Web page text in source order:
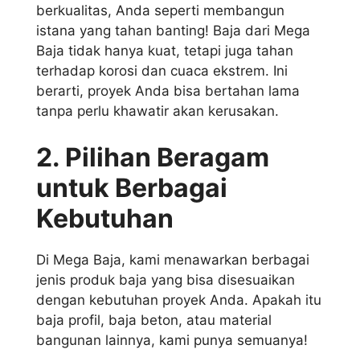
berkualitas, Anda seperti membangun
istana yang tahan banting! Baja dari Mega
Baja tidak hanya kuat, tetapi juga tahan
terhadap korosi dan cuaca ekstrem. Ini
berarti, proyek Anda bisa bertahan lama
tanpa perlu khawatir akan kerusakan.
2. Pilihan Beragam
untuk Berbagai
Kebutuhan
Di Mega Baja, kami menawarkan berbagai
jenis produk baja yang bisa disesuaikan
dengan kebutuhan proyek Anda. Apakah itu
baja profil, baja beton, atau material
bangunan lainnya, kami punya semuanya!